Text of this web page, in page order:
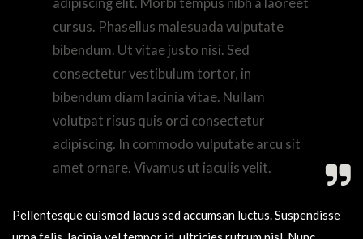
cursus. Phasellus malesuada vulputate
bibendum. Ut vitae justo nisi. Sed
consectetur vestibulum tortor, in
bibendum diam lacinia vitae. Nullam
volutpat risus quis orci consectetur
adipiscing. In commodo vulputate arcu sit
amet ornare. Vivamus ut iaculis velit.
Pellentesque euismod lacus sed accumsan luctus. Suspendisse